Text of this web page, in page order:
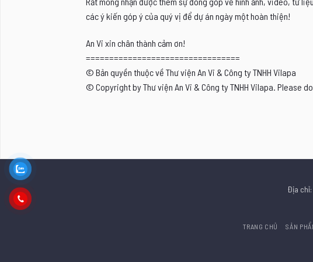
các ý kiến góp ý của quý vị để dự án ngày một hoàn thiện!
An Vi xin chân thành cảm ơn!
=================================
© Bản quyền thuộc về Thư viện An Vi & Công ty TNHH Vilapa
© Copyright by Thư viện An Vi & Công ty TNHH Vilapa. Please
Địa chỉ:
TRANG CHỦ SẢN